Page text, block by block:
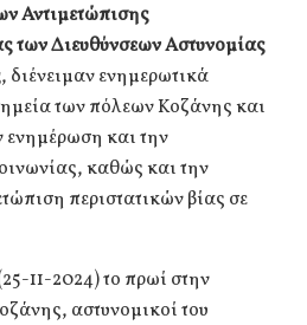
Αντιμετώπισης
των Διευθύνσεων Αστυνομίας
, διένειμαν ενημερωτικά
των πόλεων Κοζάνης και
ενημέρωση και την
καθώς και την
περιστατικών βίας σε
11-2024) το πρωί στην
αστυνομικοί του